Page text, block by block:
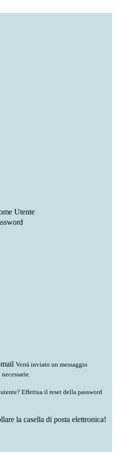
Utente
Verrà inviato un messaggio
Effettua il reset della password
la casella di posta elettronica!